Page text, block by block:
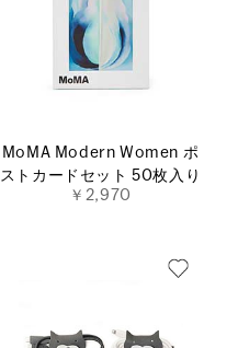
MoMA Modern Women ポ
ストカードセット 50枚入り
￥2,970